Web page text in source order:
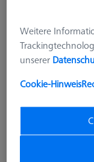
Weitere
unserer
Cookie-Hinweis